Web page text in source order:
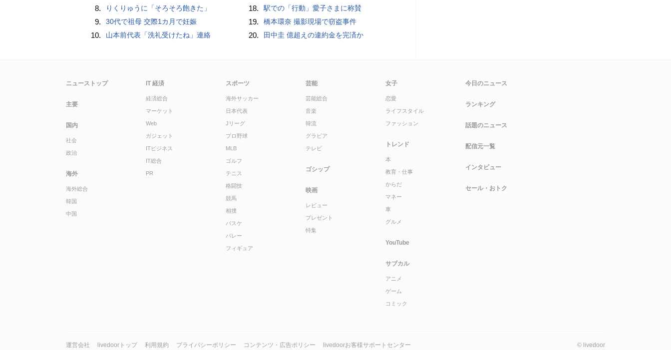
8. りくりゅうに「そろそろ飽きた」
9. 30代で祖母 交際1カ月で妊娠
10. 山本前代表「洗礼受けたね」連絡
18. 駅での「行動」愛子さまに称賛
19. 橋本環奈 撮影現場で窃盗事件
20. 田中圭 億超えの違約金を完済か
ニューストップ
主要
国内
社会
政治
海外
海外総合
韓国
中国
IT 経済
経済総合
マーケット
Web
ガジェット
ITビジネス
IT総合
PR
スポーツ
海外サッカー
日本代表
Jリーグ
プロ野球
MLB
ゴルフ
テニス
格闘技
競馬
相撲
バスケ
バレー
フィギュア
芸能
芸能総合
音楽
韓流
グラビア
テレビ
ゴシップ
映画
レビュー
プレゼント
特集
女子
恋愛
ライフスタイル
ファッション
トレンド
本
教育・仕事
からだ
マネー
車
グルメ
YouTube
サブカル
アニメ
ゲーム
コミック
今日のニュース
ランキング
話題のニュース
配信元一覧
インタビュー
セール・おトク
運営会社 livedoorトップ 利用規約 プライバシーポリシー コンテンツ・広告ポリシー livedoorお客様サポートセンター © livedoor